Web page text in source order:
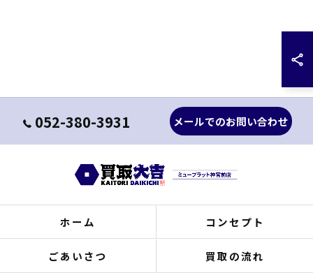
052-380-3931 メールでのお問い合わせ
ホーム コンセプト
ごあいさつ 買取の流れ